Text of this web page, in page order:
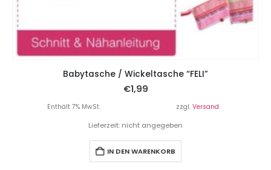
Babytasche / Wickeltasche “FELI”
€1,99
Enthält 7% MwSt. zzgl. Versand
Lieferzeit: nicht angegeben
IN DEN WARENKORB